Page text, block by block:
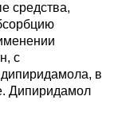
средства,
с
в
Дипиридамол